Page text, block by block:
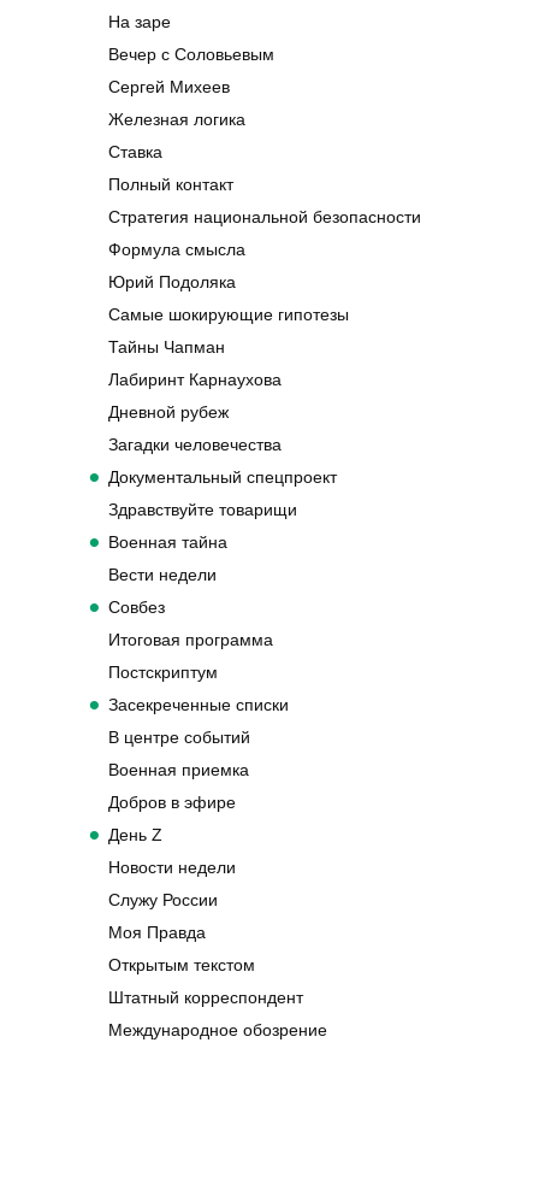
На заре
Вечер с Соловьевым
Сергей Михеев
Железная логика
Ставка
Полный контакт
Стратегия национальной безопасности
Формула смысла
Юрий Подоляка
Самые шокирующие гипотезы
Тайны Чапман
Лабиринт Карнаухова
Дневной рубеж
Загадки человечества
Документальный спецпроект
Здравствуйте товарищи
Военная тайна
Вести недели
Совбез
Итоговая программа
Постскриптум
Засекреченные списки
В центре событий
Военная приемка
Добров в эфире
День Z
Новости недели
Служу России
Моя Правда
Открытым текстом
Штатный корреспондент
Международное обозрение